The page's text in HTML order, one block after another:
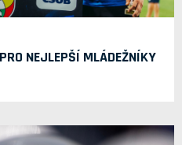
NEJLEPŠÍ MLÁDEŽNÍKY